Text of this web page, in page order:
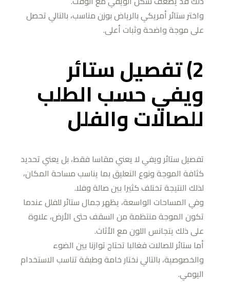
واختر ستائر أمريكي بالرياض بوزن مناسب، بالتالي تحصل
على موجة واضحة وثبات أعلى.
2) تفصيل ستائر
ويفي حسب الطلب
للصالات والفلل
تفصيل ستائر ويفي لا يعني مقاسا فقط، بل يعني تحديد
كثافة الموجة ونوع التعليق بما يناسب مساحة المكان،
لذلك النتيجة تختلف كثيرا بين صالة وفلا.
وفي المساحات الواسعة، يظهر جمال ستائر للفلل عندما
تكون الموجة منتظمة من السقف حتى الأرض، علاوة
على ذلك يتجانس اللون مع الأثاث.
أما ستائر للصالات فغالبا تحتاج توازنا بين الضوء
والخصوصية، بالتالي نختار خامة وطبقة تناسب الاستخدام
اليومي.